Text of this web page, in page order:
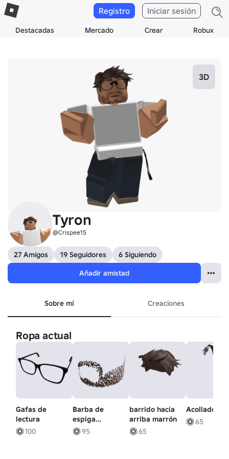
Destacadas Mercado Crear Robux
Registro Iniciar sesión
3D
Tyron
@Crispee15
27 Amigos 19 Seguidores
6 Siguiendo
Añadir amistad
Sobre mí Creaciones
Ropa actual
Gafas de
lectura
100
Barba de
espiga
[marrón]
95
barrido hacia
arriba marrón
65
Acollador
65